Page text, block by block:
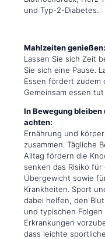
und Typ-2-Diabetes.
Mahlzeiten genießen:
Lassen Sie sich Zeit
Sie sich eine Pause.
Essen fördert zudem
Gemeinsam essen
In Bewegung
achten:
Ernährung und
zusammen. Tägliche
Alltag fördern die
senken das Risiko
Übergewicht sowie
Krankheiten. Sport
dabei helfen, den
und typischen
Erkrankungen
dass leichte